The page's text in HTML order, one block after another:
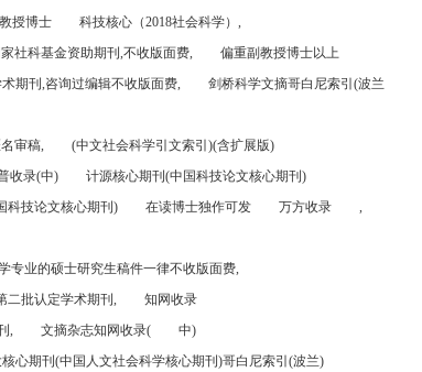
授博士
科技核心（2018社会科学）,
社科基金资助期刊,不收版面费,
偏重副教授博士以上
期刊,咨询过编辑不收版面费,
剑桥科学文摘哥白尼索引(波兰
审稿,
(中文社会科学引文索引)(含扩展版)
收录(中)
计源核心期刊(中国科技论文核心期刊)
科技论文核心期刊) 在读博士独作可发 万方收录
,
专业的硕士研究生稿件一律不收版面费,
二批认定学术期刊,
知网收录
, 文摘杂志知网收录(
中)
心期刊(中国人文社会科学核心期刊)哥白尼索引(波兰)